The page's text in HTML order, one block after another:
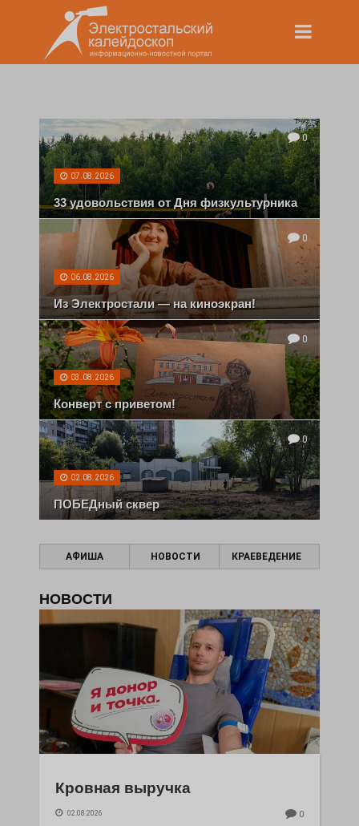
0
07.08.2026
33 удовольствия от Дня физкультурника
0
06.08.2026
Из Электростали — на киноэкран!
0
03.08.2026
Конверт с приветом!
0
02.08.2026
ПОБЕДный сквер
АФИША НОВОСТИ КРАЕВЕДЕНИЕ
НОВОСТИ
Кровная выручка
02.08.2026 0